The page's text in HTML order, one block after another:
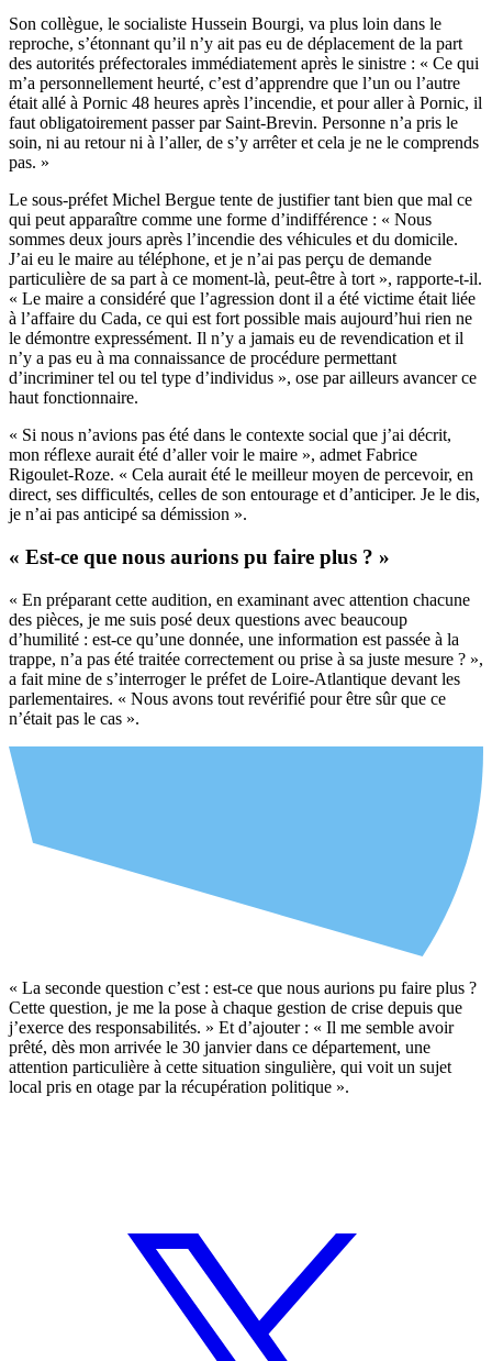
Son collègue, le socialiste Hussein Bourgi, va plus loin dans le
reproche, s’étonnant qu’il n’y ait pas eu de déplacement de la part
des autorités préfectorales immédiatement après le sinistre : « Ce qui
m’a personnellement heurté, c’est d’apprendre que l’un ou l’autre
était allé à Pornic 48 heures après l’incendie, et pour aller à Pornic, il
faut obligatoirement passer par Saint-Brevin. Personne n’a pris le
soin, ni au retour ni à l’aller, de s’y arrêter et cela je ne le comprends
pas. »
Le sous-préfet Michel Bergue tente de justifier tant bien que mal ce
qui peut apparaître comme une forme d’indifférence : « Nous
sommes deux jours après l’incendie des véhicules et du domicile.
J’ai eu le maire au téléphone, et je n’ai pas perçu de demande
particulière de sa part à ce moment-là, peut-être à tort », rapporte-t-il.
« Le maire a considéré que l’agression dont il a été victime était liée
à l’affaire du Cada, ce qui est fort possible mais aujourd’hui rien ne
le démontre expressément. Il n’y a jamais eu de revendication et il
n’y a pas eu à ma connaissance de procédure permettant
d’incriminer tel ou tel type d’individus », ose par ailleurs avancer ce
haut fonctionnaire.
« Si nous n’avions pas été dans le contexte social que j’ai décrit,
mon réflexe aurait été d’aller voir le maire », admet Fabrice
Rigoulet-Roze. « Cela aurait été le meilleur moyen de percevoir, en
direct, ses difficultés, celles de son entourage et d’anticiper. Je le dis,
je n’ai pas anticipé sa démission ».
« Est-ce que nous aurions pu faire plus ? »
« En préparant cette audition, en examinant avec attention chacune
des pièces, je me suis posé deux questions avec beaucoup
d’humilité : est-ce qu’une donnée, une information est passée à la
trappe, n’a pas été traitée correctement ou prise à sa juste mesure ? »,
a fait mine de s’interroger le préfet de Loire-Atlantique devant les
parlementaires. « Nous avons tout revérifié pour être sûr que ce
n’était pas le cas ».
« La seconde question c’est : est-ce que nous aurions pu faire plus ?
Cette question, je me la pose à chaque gestion de crise depuis que
j’exerce des responsabilités. » Et d’ajouter : « Il me semble avoir
prêté, dès mon arrivée le 30 janvier dans ce département, une
attention particulière à cette situation singulière, qui voit un sujet
local pris en otage par la récupération politique ».